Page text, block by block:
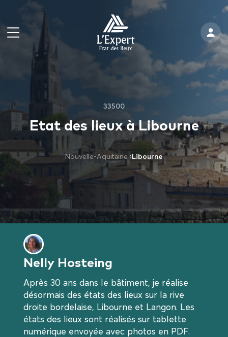
33500
Etat des lieux à Libourne
Nouvelle-Aquitaine ›Libourne
Nelly Hosteing
Après 30 ans dans le bâtiment, je réalise
désormais des états des lieux sur la rive
droite bordelaise, Libourne et Langon. Les
états des lieux sont réalisés sur tablette
numérique envoyée avec photos en PDF.